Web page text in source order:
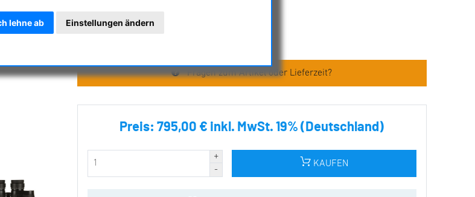
lehne ab Einstellungen ändern
Hersteller : APM Telescopes
Fragen zum Artikel oder Lieferzeit?
Preis:795,00 € inkl. MwSt. 19% (Deutschland)
KAUFEN